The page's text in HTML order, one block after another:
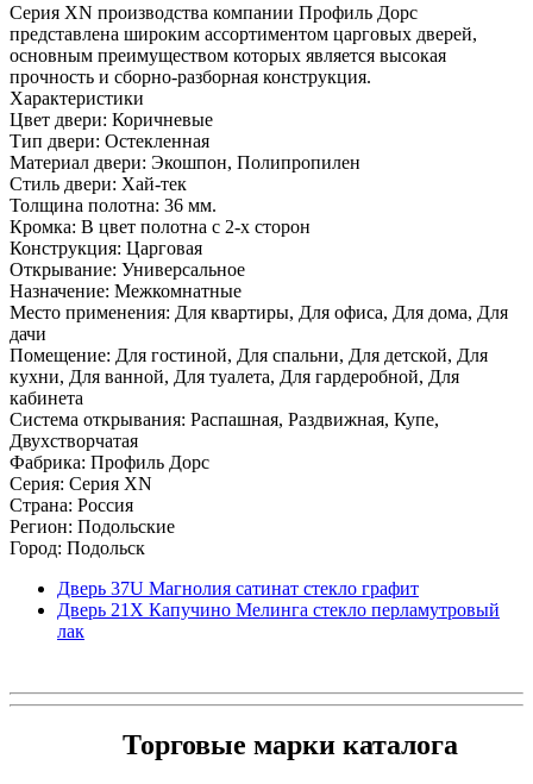
Серия ХN производства компании Профиль Дорс
представлена широким ассортиментом царговых дверей,
основным преимуществом которых является высокая
прочность и сборно-разборная конструкция.
Характеристики
Цвет двери: Коричневые
Тип двери: Остекленная
Материал двери: Экошпон, Полипропилен
Стиль двери: Хай-тек
Толщина полотна: 36 мм.
Кромка: В цвет полотна с 2-х сторон
Конструкция: Царговая
Открывание: Универсальное
Назначение: Межкомнатные
Место применения: Для квартиры, Для офиса, Для дома, Для
дачи
Помещение: Для гостиной, Для спальни, Для детской, Для
кухни, Для ванной, Для туалета, Для гардеробной, Для
кабинета
Система открывания: Распашная, Раздвижная, Купе,
Двухстворчатая
Фабрика: Профиль Дорс
Серия: Серия XN
Страна: Россия
Регион: Подольские
Город: Подольск
Дверь 37U Магнолия сатинат стекло графит
Дверь 21X Капучино Мелинга стекло перламутровый
лак
Торговые марки каталога